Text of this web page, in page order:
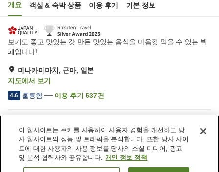
개요 객실 & 숙박 상품 이용 후기 기본 정보
보기도 좋고 맛있는 갓 만든 맛있는 음식을 마음껏 먹을 수 있는 뷔
페입니다!
미나카미마치, 군마, 일본
지도에서 보기
4.6 훌륭함 이용 후기 537건
Wi-Fi
제트 욕조
사우나
레스토랑
이 웹사이트는 쿠키를 사용하여 사용자 경험을 개선하고 당
사 웹사이트의 성능 및 트래픽을 분석합니다. 또한 당사 사이
트에 대한 사용자의 사용 정보를 당사의 소셜 미디어, 광고
및 분석 협력사와 공유합니다. 개인 정보 정책